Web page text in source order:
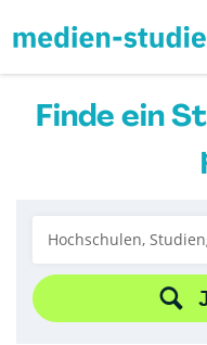
Finde ein